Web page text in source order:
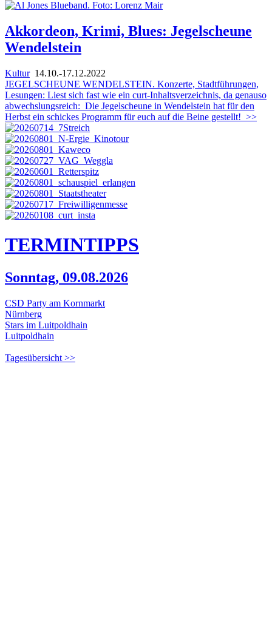
Akkordeon, Krimi, Blues: Jegelscheune
Wendelstein
Kultur14.10.-17.12.2022
JEGELSCHEUNE WENDELSTEIN. Konzerte, Stadtführungen,
Lesungen: Liest sich fast wie ein curt-Inhaltsverzeichnis, da genauso
abwechslungsreich: Die Jegelscheune in Wendelstein hat für den
Herbst ein schickes Programm für euch auf die Beine gestellt! >>
TERMINTIPPS
Sonntag, 09.08.2026
CSD Party am Kornmarkt
Nürnberg
Stars im Luitpoldhain
Luitpoldhain
Tagesübersicht >>